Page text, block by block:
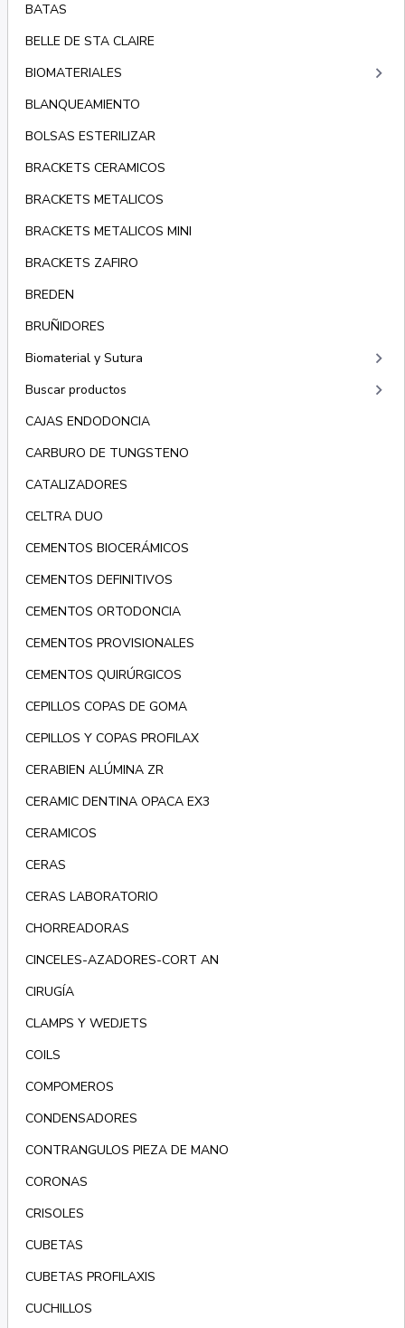
BATAS
BELLE DE STA CLAIRE
BIOMATERIALES
keyboard_arrow_right
BLANQUEAMIENTO
BOLSAS ESTERILIZAR
BRACKETS CERAMICOS
BRACKETS METALICOS
BRACKETS METALICOS MINI
BRACKETS ZAFIRO
BREDEN
BRUÑIDORES
Biomaterial y Sutura
keyboard_arrow_right
Buscar productos keyboard_arrow_right
CAJAS ENDODONCIA
CARBURO DE TUNGSTENO
CATALIZADORES
CELTRA DUO
CEMENTOS BIOCERÁMICOS
CEMENTOS DEFINITIVOS
CEMENTOS ORTODONCIA
CEMENTOS PROVISIONALES
CEMENTOS QUIRÚRGICOS
CEPILLOS COPAS DE GOMA
CEPILLOS Y COPAS PROFILAX
CERABIEN ALÚMINA ZR
CERAMIC DENTINA OPACA EX3
CERAMICOS
CERAS
CERAS LABORATORIO
CHORREADORAS
CINCELES-AZADORES-CORT AN
CIRUGÍA
CLAMPS Y WEDJETS
COILS
COMPOMEROS
CONDENSADORES
CONTRANGULOS PIEZA DE MANO
CORONAS
CRISOLES
CUBETAS
CUBETAS PROFILAXIS
CUCHILLOS